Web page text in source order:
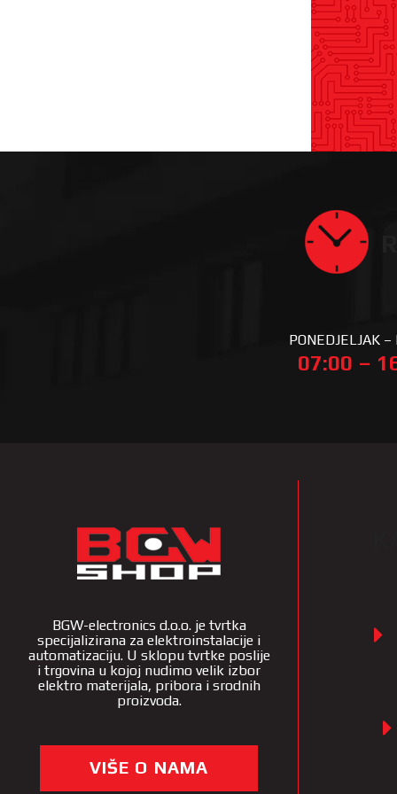
PONEDJELJAK
07:00 –
BGW-electronics d.o.o. je tvrtka
specijalizirana za elektroinstalacije i
automatizaciju. U sklopu tvrtke poslije
i trgovina u kojoj nudimo velik izbor
elektro materijala, pribora i srodnih
proizvoda.
VIŠE O NAMA